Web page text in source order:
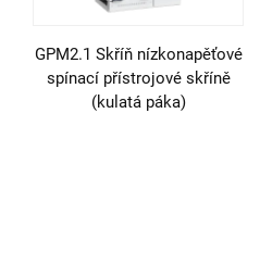
GPM2.1 Skříň nízkonapěťové
spínací přístrojové skříně
(kulatá páka)